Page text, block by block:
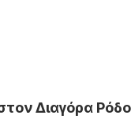
Διαγόρα